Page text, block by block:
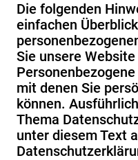
Die folgenden
einfachen
Sie unsere
mit denen Sie
können.
Thema
unter diesem Text